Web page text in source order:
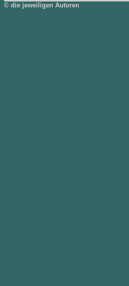
© die jeweiligen Autoren